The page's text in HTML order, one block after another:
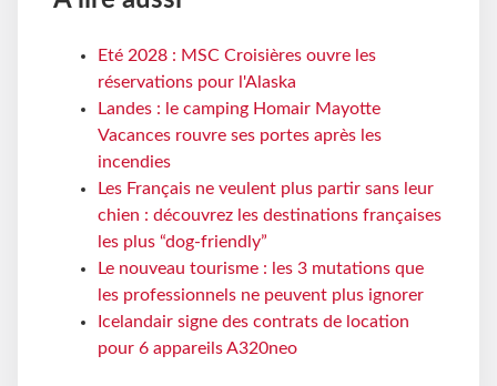
Eté 2028 : MSC Croisières ouvre les
réservations pour l'Alaska
Landes : le camping Homair Mayotte
Vacances rouvre ses portes après les
incendies
Les Français ne veulent plus partir sans leur
chien : découvrez les destinations françaises
les plus “dog-friendly”
Le nouveau tourisme : les 3 mutations que
les professionnels ne peuvent plus ignorer
Icelandair signe des contrats de location
pour 6 appareils A320neo